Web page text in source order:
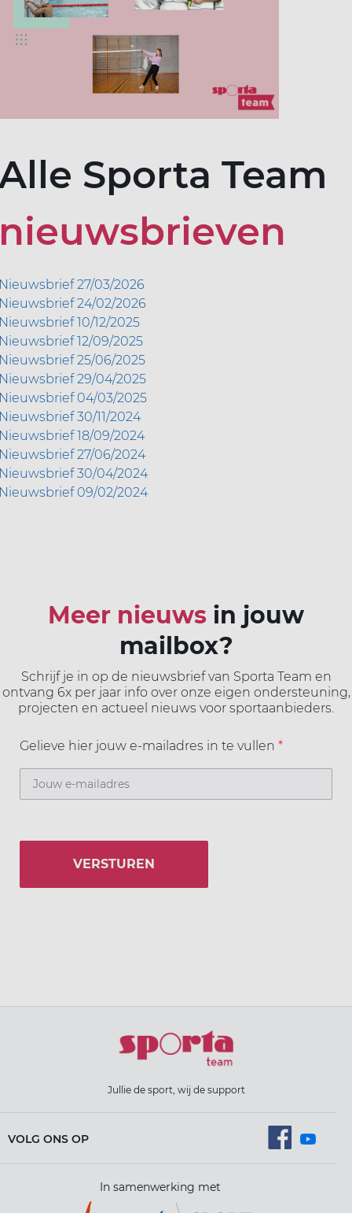
Sporta Team
27/03/2026
24/02/2026​​
10/12/2025​​
12/09/2025
25/06/2025
29/04/2025
04/03/2025
30/11/2024
18/09/2024
27/06/2024
30/04/2024
09/02/2024
Meer nieuws in jouw
mailbox?
Schrijf je in op de nieuwsbrief van Sporta Team en
ontvang 6x per jaar info over onze eigen ondersteuning,
projecten en actueel nieuws voor sportaanbieders.
Gelieve hier jouw e-mailadres in te vullen *
VERSTUREN
Jullie de sport, wij de support
VOLG ONS OP
In samenwerking met